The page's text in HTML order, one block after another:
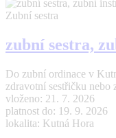
Zubní sestra
zubní sestra,
Do zubní ordinace v
zdravotní sestřičku nebo
vloženo: 21. 7. 2026
platnost do: 19. 9. 2026
lokalita: Kutná Hora